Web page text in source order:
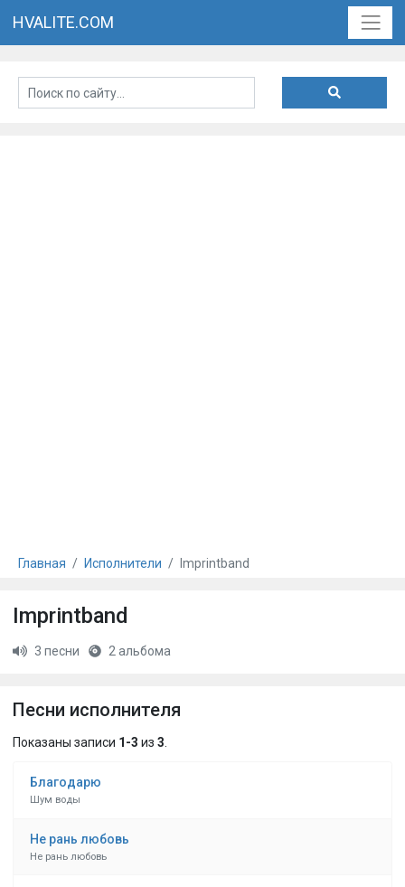
HVALITE.COM
Главная Исполнители Imprintband
Imprintband
3 песни 2 альбома
Песни исполнителя
Показаны записи 1-3 из 3
Благодарю
Шум воды
Не рань любовь
Не рань любовь